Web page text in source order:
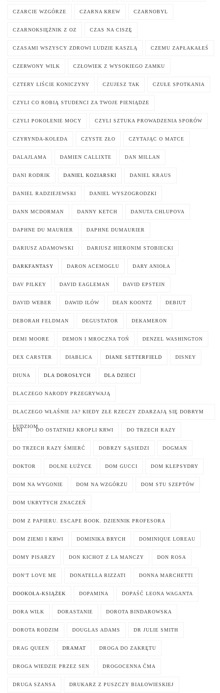
CZARCIE WZGÓRZE CZARNA KREW CZARNOBYL
CZARNOKSIĘŻNIK Z OZ CZAS NA CISZĘ
CZASAMI WSZYSCY ZDROWI LUDZIE KASZLĄ CZEMU ZAPŁAKAŁEŚ
CZERWONY WILK CZŁOWIEK Z WYSOKIEGO ZAMKU
CZTERY LIŚCIE KONICZYNY CZUJESZ TAK CZUŁE SPOTKANIA
CZYLI CO ROBIĄ STUDENCI ZA TWOJE PIENIĄDZE
CZYLI POKOLENIE MOCY CZYLI SZTUKA PROWADZENIA SPORÓW
CZYRYNDA-KOLEDA CZYSTE ZŁO CZYTAJĄC O MATCE
DALAJLAMA DAMIEN CALLIXTE DAN MILLAN
DANI RODRIK DANIEL KOZIARSKI DANIEL KRAUS
DANIEL RADZIEJEWSKI DANIEL WYSZOGRODZKI
DANN MCDORMAN DANNY KETCH DANUTA CHLUPOVA
DAPHNE DU MAURIER DAPHNE DUMAURIER
DARIUSZ ADAMOWSKI DARIUSZ HIERONIM STOBIECKI
DARKFANTASY DARON ACEMOGLU DARY ANIOŁA
DAV PILKEY DAVID EAGLEMAN DAVID EPSTEIN
DAVID WEBER DAWID ILÓW DEAN KOONTZ DEBIUT
DEBORAH FELDMAN DEGUSTATOR DEKAMERON
DEMI MOORE DEMON I MROCZNA TOŃ DENZEL WASHINGTON
DEX CARSTER DIABLICA DIANE SETTERFIELD DISNEY
DIUNA DLA DOROSŁYCH DLA DZIECI
DLACZEGO NARODY PRZEGRYWAJĄ
DLACZEGO WŁAŚNIE JA? KIEDY ZŁE RZECZY ZDARZAJĄ SIĘ DOBRYM
LUDZIOM
DNI DO OSTATNIEJ KROPLI KRWI DO TRZECH RAZY
DO TRZECH RAZY ŚMIERĆ DOBRZY SĄSIEDZI DOGMAN
DOKTOR DOLNE ŁUŻYCE DOM GUCCI DOM KLEPSYDRY
DOM NA WYGONIE DOM NA WZGÓRZU DOM STU SZEPTÓW
DOM UKRYTYCH ZNACZEŃ
DOM Z PAPIERU. ESCAPE BOOK. DZIENNIK PROFESORA
DOM ZIEMI I KRWI DOMINIKA BRYCH DOMINIQUE LOREAU
DOMY PISARZY DON KICHOT Z LA MANCZY DON ROSA
DON'T LOVE ME DONATELLA RIZZATI DONNA MARCHETTI
DOOKOŁA-KSIĄŻEK DOPAMINA DOPAŚĆ LEONA WAGANTA
DORA WILK DORASTANIE DOROTA BINDAROWSKA
DOROTA RODZIM DOUGLAS ADAMS DR JULIE SMITH
DRAG QUEEN DRAMAT DROGA DO ZAKRĘTU
DROGA WIEDZIE PRZEZ SEN DROGOCENNA ĆMA
DRUGA SZANSA DRUKARZ Z PUSZCZY BIAŁOWIESKIEJ